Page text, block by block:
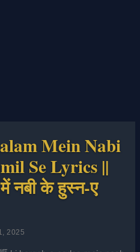
Mein Nabi
Se Lyrics ||
नबी के हुस्न-ए
2025